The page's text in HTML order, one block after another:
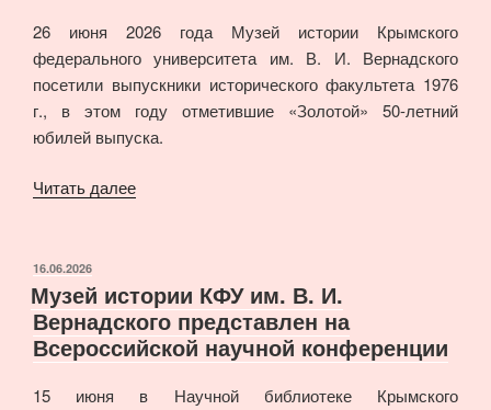
26 июня 2026 года Музей истории Крымского
федерального университета им. В. И. Вернадского
посетили выпускники исторического факультета 1976
г., в этом году отметившие «Золотой» 50-летний
юбилей выпуска.
Читать далее«Выпускники
года
в
Музее
истории»
ОПУБЛИКОВАНО
16.06.2026
Музей истории КФУ им. В. И.
Вернадского представлен на
Всероссийской научной конференции
15 июня в Научной библиотеке Крымского